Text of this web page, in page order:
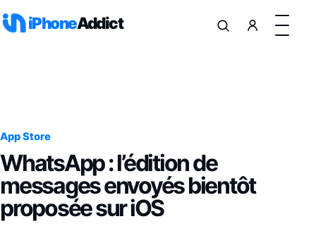
iPhoneAddict
App Store
WhatsApp : l’édition de
messages envoyés bientôt
proposée sur iOS